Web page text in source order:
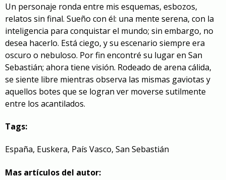
Un personaje ronda entre mis esquemas, esbozos,
relatos sin final. Sueño con él: una mente serena, con la
inteligencia para conquistar el mundo; sin embargo, no
desea hacerlo. Está ciego, y su escenario siempre era
oscuro o nebuloso. Por fin encontré su lugar en San
Sebastián; ahora tiene visión. Rodeado de arena cálida,
se siente libre mientras observa las mismas gaviotas y
aquellos botes que se logran ver moverse sutilmente
entre los acantilados.
Tags:
España, Euskera, País Vasco, San Sebastián
Mas artículos del autor: